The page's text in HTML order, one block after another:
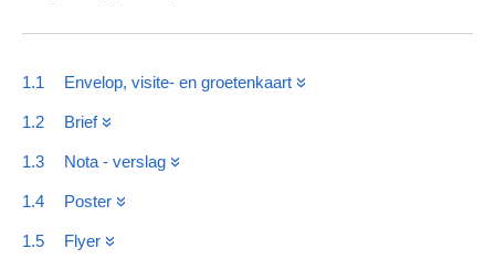
1.1 Envelop, visite- en groetenkaart
1.2 Brief
1.3 Nota - verslag
1.4 Poster
1.5 Flyer